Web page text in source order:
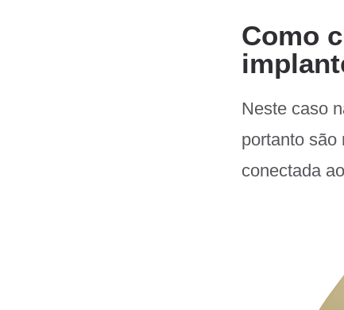
Como
Neste caso
portanto são
conectada